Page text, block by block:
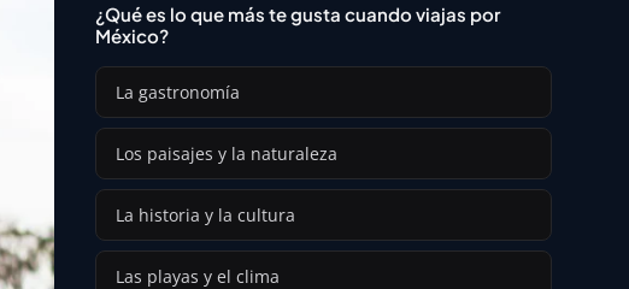
¿Qué es lo que más te gusta cuando viajas por
México?
La gastronomía
Los paisajes y la naturaleza
La historia y la cultura
Las playas y el clima